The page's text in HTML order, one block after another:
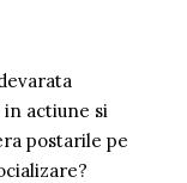
actiune si
postarile pe